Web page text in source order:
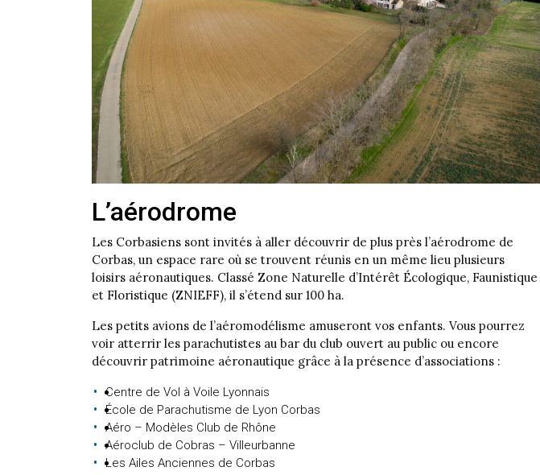
L’aérodrome
Les Corbasiens sont invités à aller découvrir de plus près l’aérodrome de
Corbas, un espace rare où se trouvent réunis en un même lieu plusieurs
loisirs aéronautiques. Classé Zone Naturelle d’Intérêt Écologique, Faunistique
et Floristique (ZNIEFF), il s’étend sur 100 ha.
Les petits avions de l’aéromodélisme amuseront vos enfants. Vous pourrez
voir atterrir les parachutistes au bar du club ouvert au public ou encore
découvrir patrimoine aéronautique grâce à la présence d’associations :
Centre de Vol à Voile Lyonnais
École de Parachutisme de Lyon Corbas
Aéro – Modèles Club de Rhône
Aéroclub de Cobras – Villeurbanne
Les Ailes Anciennes de Corbas